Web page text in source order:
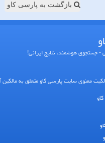
بازگشت به پارسی کاو
جستجوی هوشمند، نتایج ایرانی!